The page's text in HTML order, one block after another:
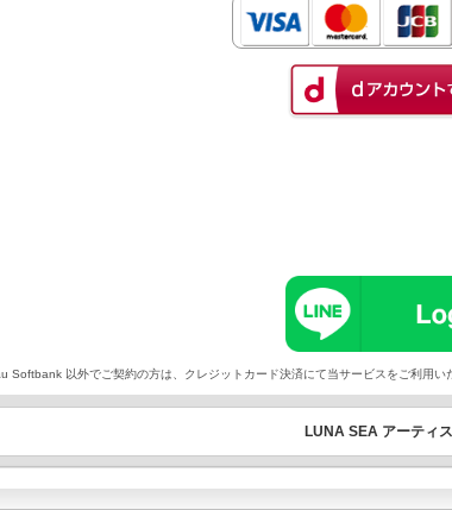
Softbank 以外でご契約の方は、クレジットカード決済にて当サービスをご利用い
LUNA SEA アーティ